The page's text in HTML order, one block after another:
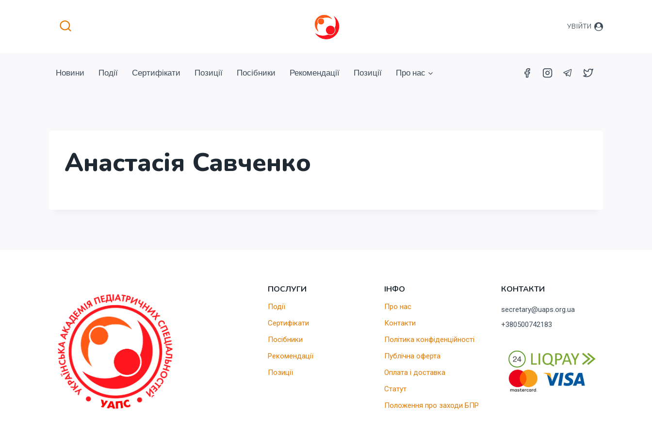
УВІЙТИ
Новини Події Сертифікати Позиції Посібники Рекомендації Позиції Про нас
Анастасія Савченко
ПОСЛУГИ
Події
Сертифікати
Посібники
Рекомендації
Позиції
ІНФО
Про нас
Контакти
Політика конфіденційності
Публічна оферта
Оплата і доставка
Статут
Положення про заходи БПР
КОНТАКТИ
secretary@uaps.org.ua
+380500742183